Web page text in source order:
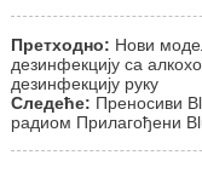
Претходно: Нови
дезинфекцију са
дезинфекцију руку
Следеће: Преносиви
радиом Прилагођени